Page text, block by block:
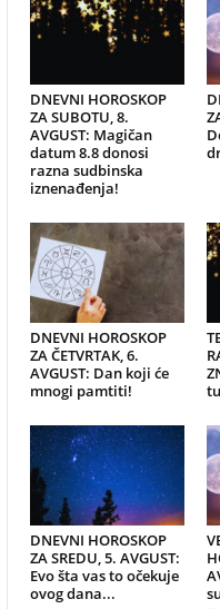
DNEVNI HOROSKOP
ZA SUBOTU, 8.
AVGUST: Magičan
datum 8.8 donosi
razna sudbinska
iznenađenja!
DNEVNI HOROSKOP
ZA ČETVRTAK, 6.
AVGUST: Dan koji će
mnogi pamtiti!
DNEVNI HOROSKOP
ZA SREDU, 5. AVGUST:
Evo šta vas to očekuje
ovog dana...